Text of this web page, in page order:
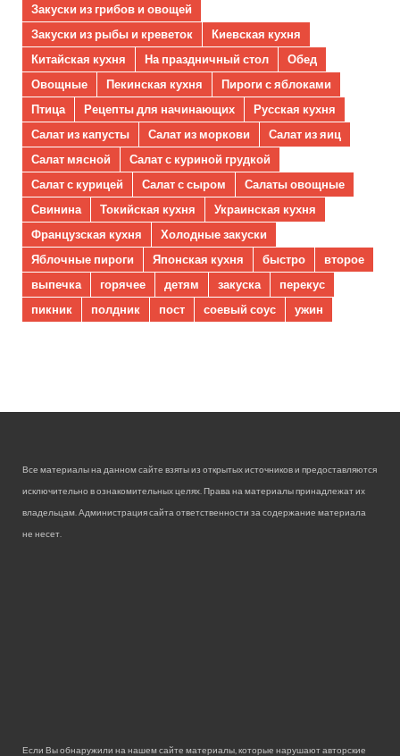
Закуски из грибов и овощей
Закуски из рыбы и креветок
Киевская кухня
Китайская кухня
На праздничный стол
Обед
Овощные
Пекинская кухня
Пироги с яблоками
Птица
Рецепты для начинающих
Русская кухня
Салат из капусты
Салат из моркови
Салат из яиц
Салат мясной
Салат с куриной грудкой
Салат с курицей
Салат с сыром
Салаты овощные
Свинина
Токийская кухня
Украинская кухня
Французская кухня
Холодные закуски
Яблочные пироги
Японская кухня быстро
второе
выпечка
горячее детям закуска
перекус
пикник
полдник пост соевый соус ужин
Все материалы на данном сайте взяты из открытых источников и предоставляются
исключительно в ознакомительных целях. Права на материалы принадлежат их
владельцам. Администрация сайта ответственности за содержание материала
не несет.
Если Вы обнаружили на нашем сайте материалы, которые нарушают авторские